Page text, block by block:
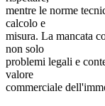
mentre le norme
calcolo e
misura. La mancata
non solo
problemi legali e
valore
commerciale